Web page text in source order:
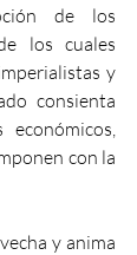
de los
los cuales
y
consienta
con la
y anima